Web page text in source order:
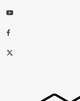
Youtube
Facebook
X